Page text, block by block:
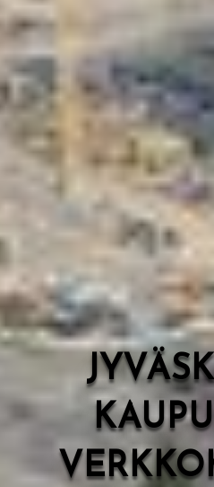
Lasten Lysti & LystiKylä-
Ohje
English